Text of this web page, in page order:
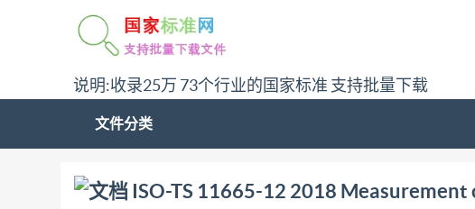
说明:收录25万 73个行业的国家标准 支持批量下载
文件分类
问:哪里下载ISO-TS 11665-12 2018 Measurement of
waterproof materials membrane one-side activity
ISO-TS 11665-12 2018